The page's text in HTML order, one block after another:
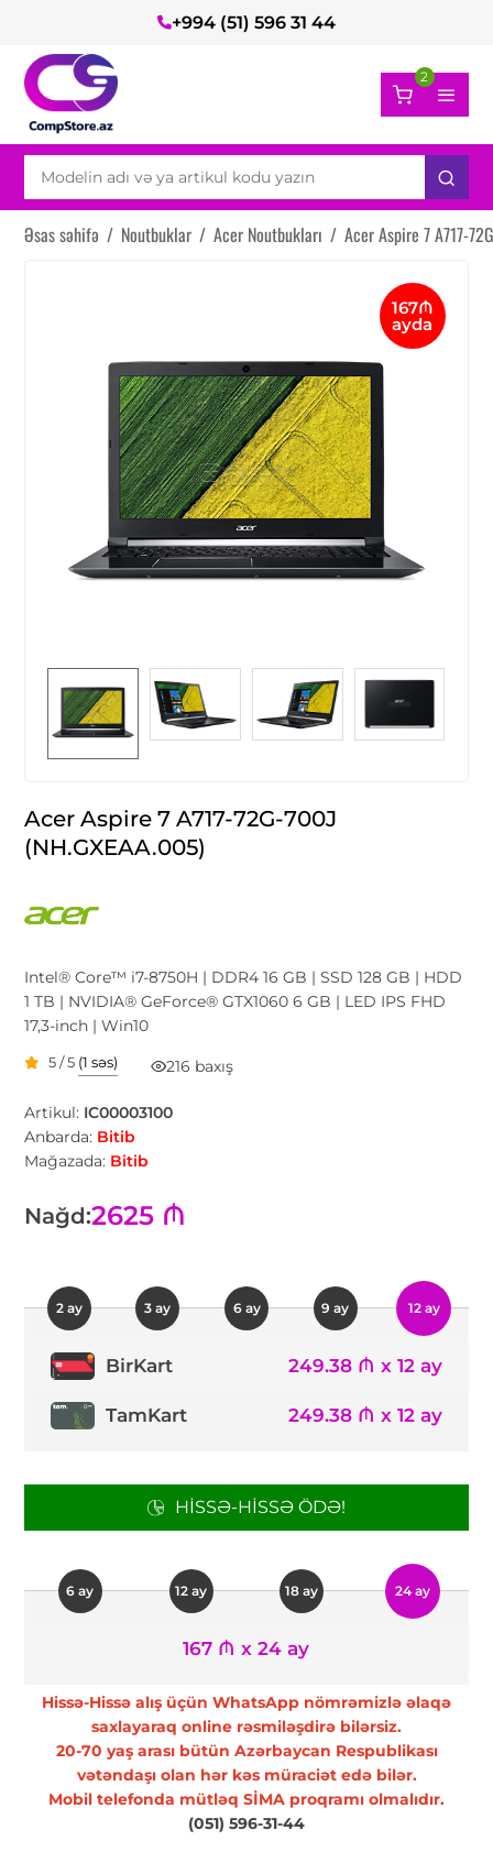
+994 (51) 596 31 44
2
Əsas səhifə / Noutbuklar / Acer Noutbukları / Acer Aspire 7 A717-
167₼
ayda
Acer Aspire 7 A717-72G-700J
(NH.GXEAA.005)
Intel® Core™ i7-8750H | DDR4 16 GB | SSD 128 GB | HDD
1 TB | NVIDIA® GeForce® GTX1060 6 GB | LED IPS FHD
17,3-inch | Win10
5 / 5 (1 səs) 216 baxış
Artikul: IC00003100
Anbarda: Bitib
Mağazada: Bitib
Nağd:2625 ₼
2 ay 3 ay 6 ay 9 ay 12 ay
BirKart 249.38 ₼ x 12 ay
TamKart 249.38 ₼ x 12 ay
HISSƏ-HISSƏ ÖDƏ!
6 ay 12 ay 18 ay 24 ay
167 ₼ x 24 ay
Hissə-Hissə alış üçün WhatsApp nömrəmizlə əlaqə
saxlayaraq online rəsmiləşdirə bilərsiz.
20-70 yaş arası bütün Azərbaycan Respublikası
vətəndaşı olan hər kəs müraciət edə bilər.
Mobil telefonda mütləq SİMA proqramı olmalıdır.
(051) 596-31-44